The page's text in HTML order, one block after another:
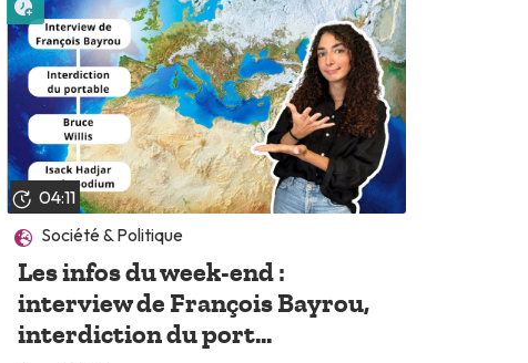
04:11
Société & Politique
Les infos du week-end :
interview de François Bayrou,
interdiction du port...